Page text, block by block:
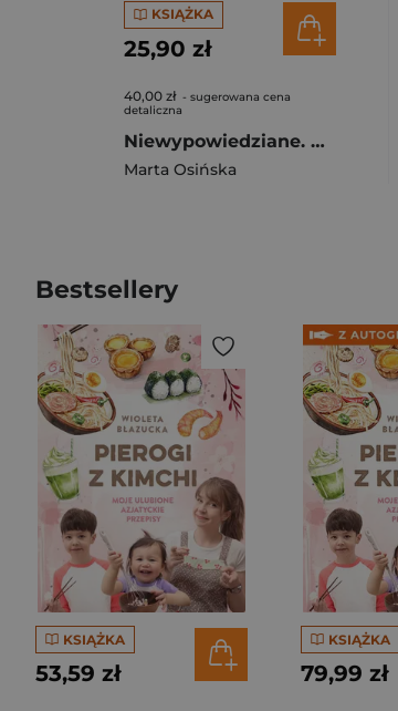
KSIĄŻKA
25,90 zł
40,00 zł - sugerowana cena
detaliczna
Niewypowiedziane. Historia prawdziwa
Marta Osińska
Bestsellery
KSIĄŻKA
53,59 zł
KSIĄŻKA
79,99 zł